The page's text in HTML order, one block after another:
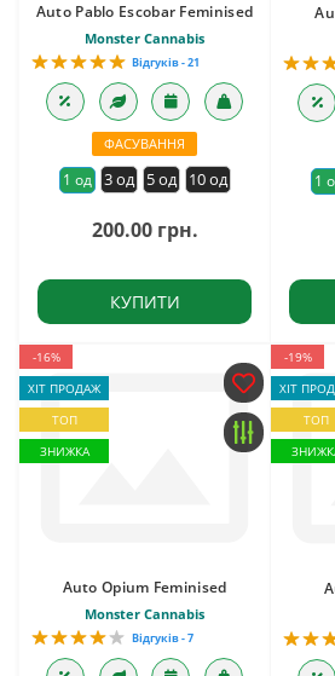
Auto Pablo Escobar Feminised
Monster Cannabis
Відгуків - 21
ФАСУВАННЯ
1 од 3 од 5 од 10 од
200.00 грн.
КУПИТИ
1
-16%
ХІТ ПРОДАЖ
ТОП
ЗНИЖКА
Auto Opium Feminised
Monster Cannabis
Відгуків - 7
-19%
ХІТ
ТОП